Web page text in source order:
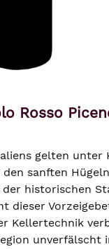
Rosso
gelten unter
den sanften
historischen
dieser
Kellertechnik